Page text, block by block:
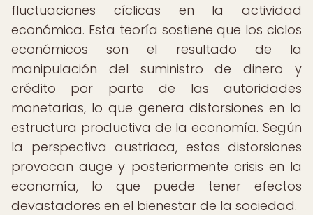
fluctuaciones cíclicas en la actividad
económica. Esta teoría sostiene que los ciclos
económicos son el resultado de la
manipulación del suministro de dinero y
crédito por parte de las autoridades
monetarias, lo que genera distorsiones en la
estructura productiva de la economía. Según
la perspectiva austriaca, estas distorsiones
provocan auge y posteriormente crisis en la
economía, lo que puede tener efectos
devastadores en el bienestar de la sociedad.